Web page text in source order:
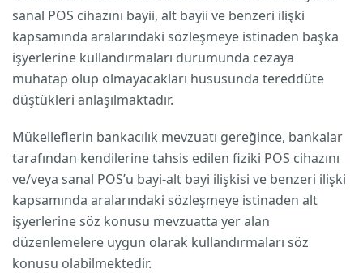
sanal POS cihazını bayii, alt bayii ve benzeri ilişki
kapsamında aralarındaki sözleşmeye istinaden başka
işyerlerine kullandırmaları durumunda cezaya
muhatap olup olmayacakları hususunda tereddüte
düştükleri anlaşılmaktadır.
Mükelleflerin bankacılık mevzuatı gereğince, bankalar
tarafından kendilerine tahsis edilen fiziki POS cihazını
ve/veya sanal POS’u bayi-alt bayi ilişkisi ve benzeri ilişki
kapsamında aralarındaki sözleşmeye istinaden alt
işyerlerine söz konusu mevzuatta yer alan
düzenlemelere uygun olarak kullandırmaları söz
konusu olabilmektedir.